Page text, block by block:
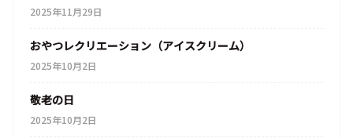
2025年11月29日
おやつレクリエーション（アイスクリーム）
2025年10月2日
敬老の日
2025年10月2日